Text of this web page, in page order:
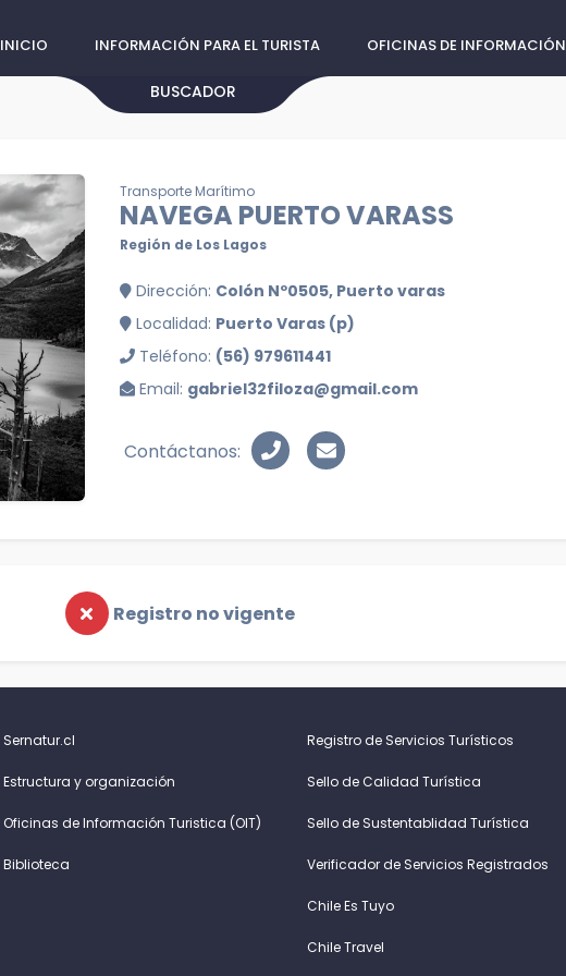
INICIO INFORMACIÓN PARA EL TURISTA OFICINAS DE
BUSCADOR
Transporte Marítimo
NAVEGA PUERTO VARASS
Región de Los Lagos
Dirección: Colón Nº0505, Puerto varas
Localidad: Puerto Varas (p)
Teléfono: (56) 979611441
Email: gabriel32filoza@gmail.com
Contáctanos:
Registro no vigente
Sernatur.cl
Estructura y organización
Oficinas de Información Turistica (OIT)
Biblioteca
Registro de Servicios Turísticos
Sello de Calidad Turística
Sello de Sustentablidad Turística
Verificador de Servicios Registrados
Chile Es Tuyo
Chile Travel